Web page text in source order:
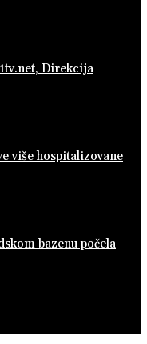
Direkcija
više hospitalizovane
bazenu počela